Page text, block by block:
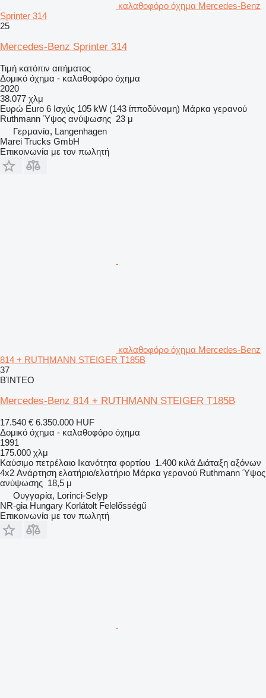
καλαθοφόρο όχημα Mercedes-Benz
Sprinter 314
25
Mercedes-Benz Sprinter 314
Τιμή κατόπιν αιτήματος
Δομικό όχημα - καλαθοφόρο όχημα
2020
38.077 χλμ
Ευρώ Euro 6 Ισχύς 105 kW (143 ίπποδύναμη) Μάρκα γερανού
Ruthmann Ύψος ανύψωσης 23 μ
Γερμανία, Langenhagen
Marei Trucks GmbH
Επικοινωνία με τον πωλητή
καλαθοφόρο όχημα Mercedes-Benz
814 + RUTHMANN STEIGER T185B
37
ΒΊΝΤΕΟ
Mercedes-Benz 814 + RUTHMANN STEIGER T185B
17.540 € 6.350.000 HUF
Δομικό όχημα - καλαθοφόρο όχημα
1991
175.000 χλμ
Καύσιμο πετρέλαιο Ικανότητα φορτίου 1.400 κιλά Διάταξη αξόνων
4x2 Ανάρτηση ελατήριο/ελατήριο Μάρκα γερανού Ruthmann Ύψος
ανύψωσης 18,5 μ
Ουγγαρία, Lorinci-Selyp
NR-gia Hungary Korlátolt Felelősségű
Επικοινωνία με τον πωλητή